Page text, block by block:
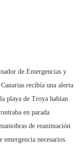
de Emergencias y
recibía una alerta
playa de Troya habían
en parada
de reanimación
necesarios.